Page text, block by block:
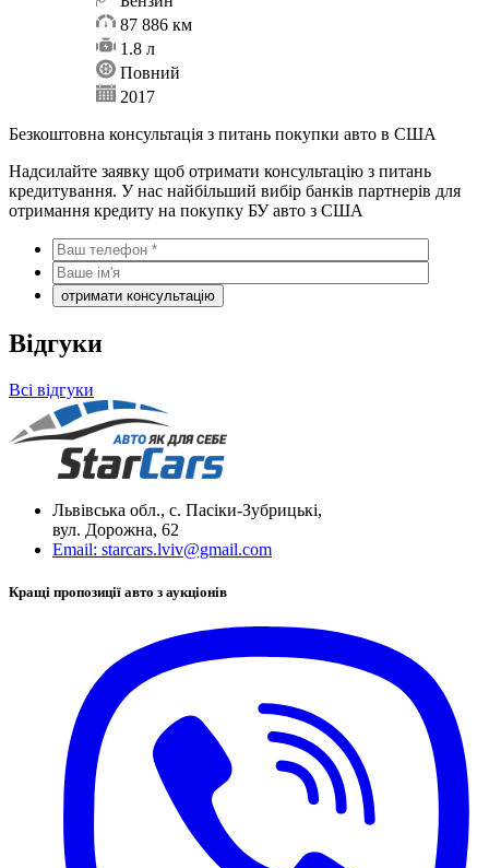
87 886 км
1.8 л
Повний
2017
Безкоштовна консультація з питань покупки авто в США
Надсилайте заявку щоб отримати консультацію з питань
кредитування. У нас найбільший вибір банків партнерів для
отримання кредиту на покупку БУ авто з США
Відгуки
Всі відгуки
Львівська обл., с. Пасіки-Зубрицькі,
вул. Дорожна, 62
Email: starcars.lviv@gmail.com
Кращі пропозиції авто з аукціонів